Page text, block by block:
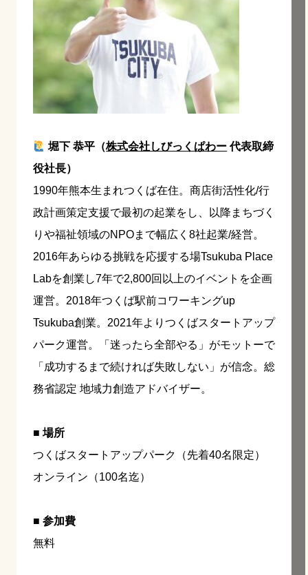
堀下 恭平（株式会社しびっくぱわー代表取締
役社長）
1990年熊本生まれつくば在住。商店街活性化/行
政計画策定支援で最初の起業をし、以降まちづく
りや福祉領域のNPOまで幅広く8社起業/経営。
2016年あらゆる挑戦を応援する場Tsukuba Place
Labを創業し7年で2,800回以上のイベントを企画
運営。2018年つくば駅前コワーキングup
Tsukuba創業。2021年よりつくばスタートアップ
パーク運営。「迷ったら全部やる」がモットーで
「成功するまで続ければ失敗しない」が信念。総
務省認定 地域力創造アドバイザー。
■ 場所
つくばスタートアップパーク（先着40名限定）
オンライン（100名迄）
■ 参加費
無料